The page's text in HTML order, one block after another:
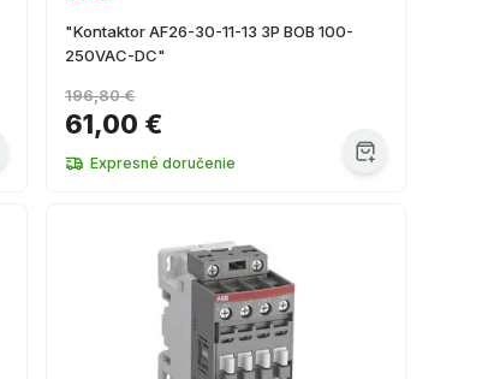
"Kontaktor AF26-30-11-13 3P BOB 100-
250VAC-DC"
61,00 €
196,80 €
Expresné doručenie